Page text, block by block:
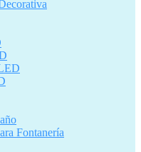
Fontanería